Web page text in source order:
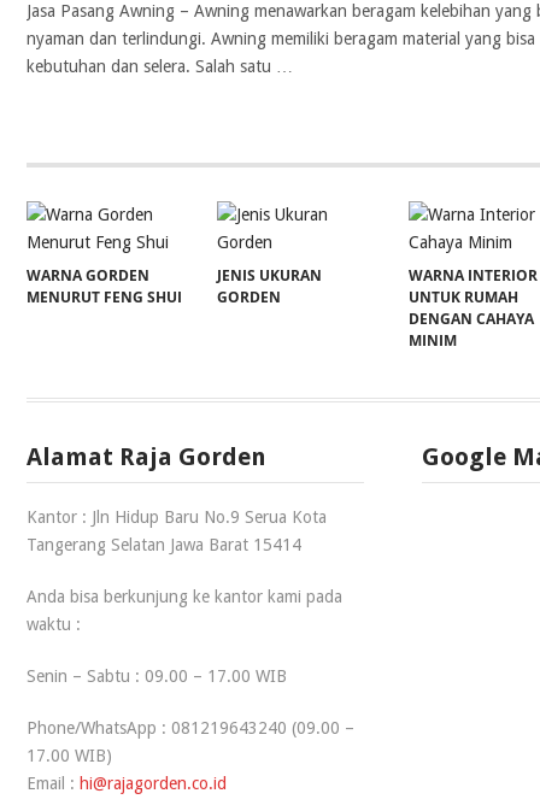
Jasa Pasang Awning – Awning menawarkan beragam kelebihan yang
nyaman dan terlindungi. Awning memiliki beragam material yang bisa
kebutuhan dan selera. Salah satu …
WARNA GORDEN
MENURUT FENG SHUI
JENIS UKURAN
GORDEN
WARNA INTERIOR
UNTUK RUMAH
DENGAN CAHAYA
MINIM
Alamat Raja Gorden
Kantor : Jln Hidup Baru No.9 Serua Kota
Tangerang Selatan Jawa Barat 15414
Anda bisa berkunjung ke kantor kami pada
waktu :
Senin – Sabtu : 09.00 – 17.00 WIB
Phone/WhatsApp : 081219643240 (09.00 –
17.00 WIB)
Email : hi@rajagorden.co.id
Google